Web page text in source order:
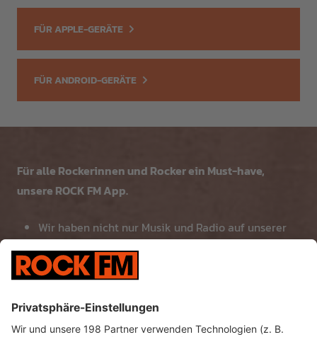
FÜR APPLE-GERÄTE
FÜR ANDROID-GERÄTE
Für alle Rockerinnen und Rocker ein Must-have,
unsere ROCK FM App.
Wir haben nicht nur Musik und Radio auf unserer
neuenROCK FM App
haben wir
verschiedenste Podcasts
Podcast kannst du dann
deineFavoritenauswählen, um